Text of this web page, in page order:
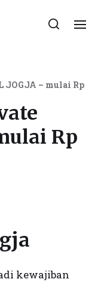
JOGJA – mulai Rp
Rp
kewajiban